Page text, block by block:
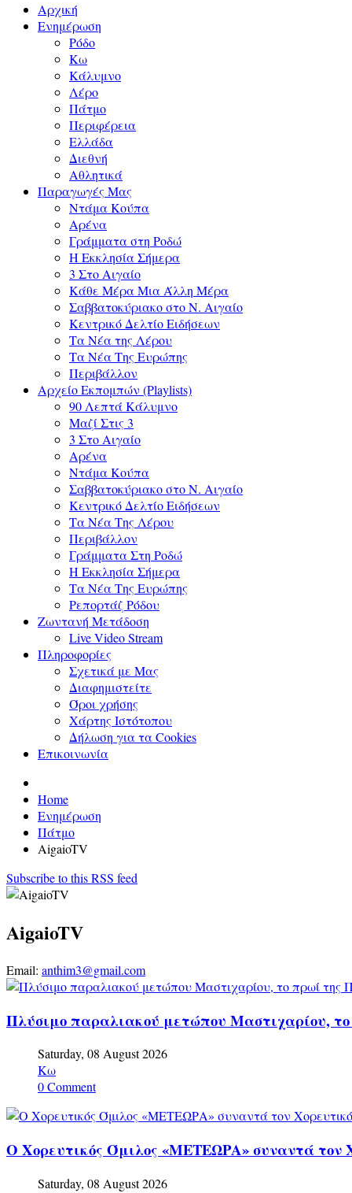
Αρχική
Ενημέρωση
Ρόδο
Κω
Κάλυμνο
Λέρο
Πάτμο
Περιφέρεια
Ελλάδα
Διεθνή
Αθλητικά
Παραγωγές Μας
Ντάμα Κούπα
Αρένα
Γράμματα στη Ροδώ
Η Εκκλησία Σήμερα
3 Στο Αιγαίο
Κάθε Μέρα Μια Άλλη Μέρα
Σαββατοκύριακο στο Ν. Αιγαίο
Κεντρικό Δελτίο Ειδήσεων
Τα Νέα της Λέρου
Τα Νέα Της Ευρώπης
Περιβάλλον
Αρχείο Εκπομπών (Playlists)
90 Λεπτά Κάλυμνο
Μαζί Στις 3
3 Στο Αιγαίο
Αρένα
Ντάμα Κούπα
Σαββατοκύριακο στο Ν. Αιγαίο
Κεντρικό Δελτίο Ειδήσεων
Τα Νέα Της Λέρου
Περιβάλλον
Γράμματα Στη Ροδώ
Η Εκκλησία Σήμερα
Τα Νέα Της Ευρώπης
Ρεπορτάζ Ρόδου
Ζωντανή Μετάδοση
Live Video Stream
Πληροφορίες
Σχετικά με Μας
Διαφημιστείτε
Όροι χρήσης
Χάρτης Ιστότοπου
Δήλωση για τα Cookies
Επικοινωνία
Home
Ενημέρωση
Πάτμο
AigaioTV
Subscribe to this RSS feed
AigaioTV
Email: anthim3@gmail.com
Πλύσιμο παραλιακού μετώπου Μαστιχαρίου, το
Saturday, 08 August 2026
Kω
0 Comment
Ο Χορευτικός Όμιλος «ΜΕΤΕΩΡΑ» συναντά τον
Saturday, 08 August 2026